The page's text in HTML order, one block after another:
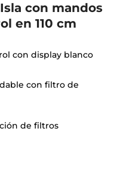
con mandos
en 110 cm
con display blanco
con filtro de
de filtros